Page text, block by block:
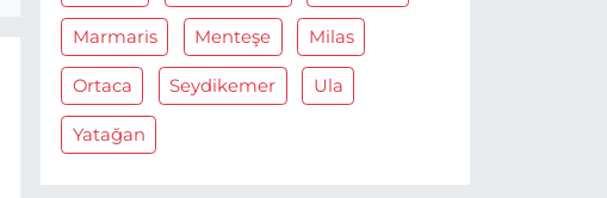
Marmaris Menteşe Milas
Ortaca Seydikemer Ula
Yatağan